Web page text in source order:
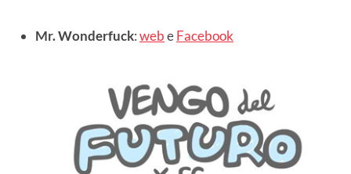
Mr. Wonderfuck:webeFacebook